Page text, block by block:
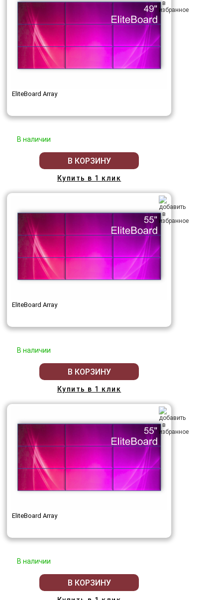
EliteBoard Array
В наличии
В КОРЗИНУ
Купить в 1 клик
EliteBoard Array
В наличии
В КОРЗИНУ
Купить в 1 клик
EliteBoard Array
В наличии
В КОРЗИНУ